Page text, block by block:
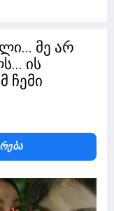
მე არ
ის
ჩემი